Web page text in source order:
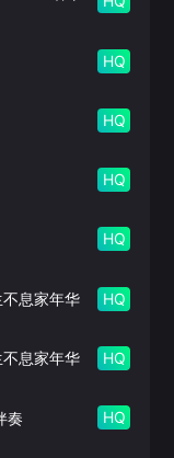
HQ
HQ
HQ
HQ
息家年华 HQ
息家年华 HQ
奏 HQ